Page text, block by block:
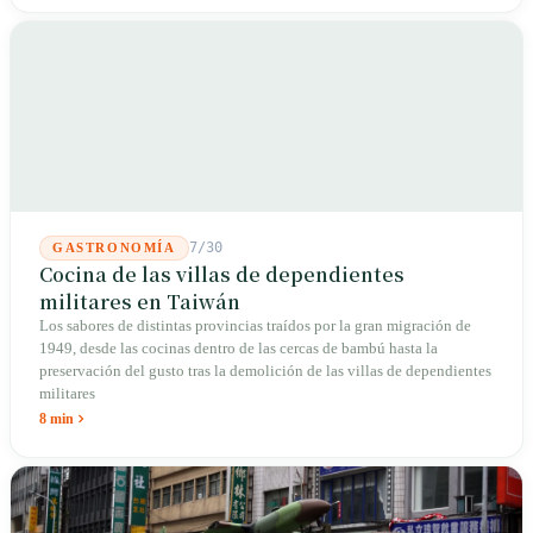
GASTRONOMÍA 7/30
Cocina de las villas de dependientes
militares en Taiwán
Los sabores de distintas provincias traídos por la gran migración de
1949, desde las cocinas dentro de las cercas de bambú hasta la
preservación del gusto tras la demolición de las villas de dependientes
militares
8 min